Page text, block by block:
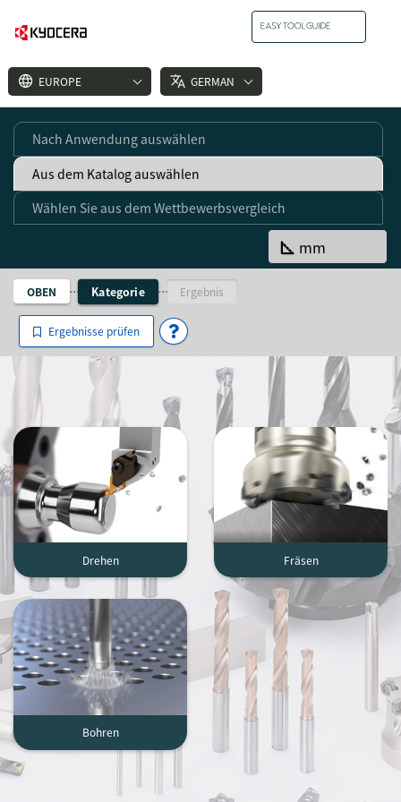
language EUROPE translate GERMAN
Nach Anwendung auswählen
Aus dem Katalog auswählen
Wählen Sie aus dem Wettbewerbsvergleich
square_foot mm
OBEN Kategorie Ergebnis
Ergebnisse prüfen
Drehen Fräsen
Bohren